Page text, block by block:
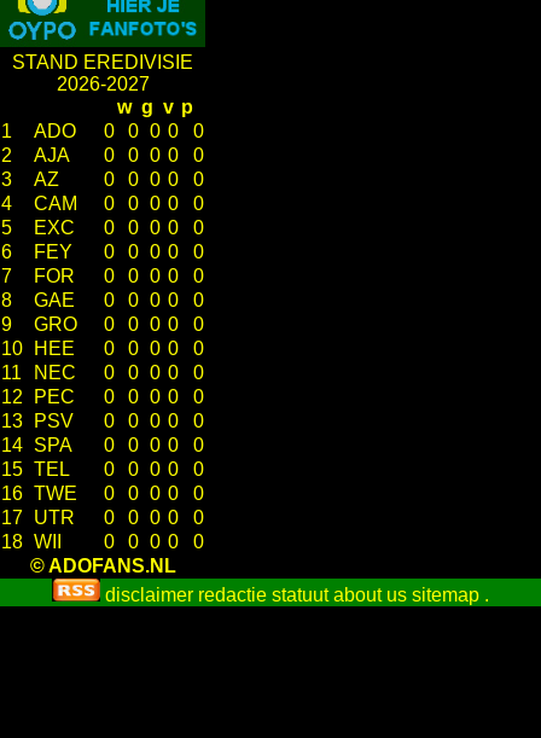
STAND EREDIVISIE
2026-2027
w g v p
1
ADO 0 0 0 0
0
2
AJA 0 0 0 0
0
3
AZ 0 0 0 0
0
4
CAM 0 0 0 0
0
5
EXC 0 0 0 0
0
6
FEY 0 0 0 0
0
7
FOR 0 0 0 0
0
8
GAE 0 0 0 0
0
9
GRO 0 0 0 0
0
10
HEE 0 0 0 0
0
11
NEC 0 0 0 0
0
12
PEC 0 0 0 0
0
13
PSV 0 0 0 0
0
14 SPA 0 0 0 0
0
15 TEL 0 0 0 0
0
16 TWE 0 0 0 0
0
17 UTR 0 0 0 0
0
18 WII 0 0 0 0
0
© ADOFANS.NL
disclaimer redactie statuut about us sitemap .